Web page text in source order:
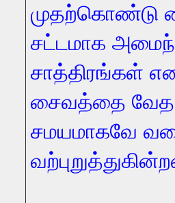
முதற்கொண்டு
சட்டமாக
சாத்திரங்கள்
சைவத்தை வேத
சமயமாகவே